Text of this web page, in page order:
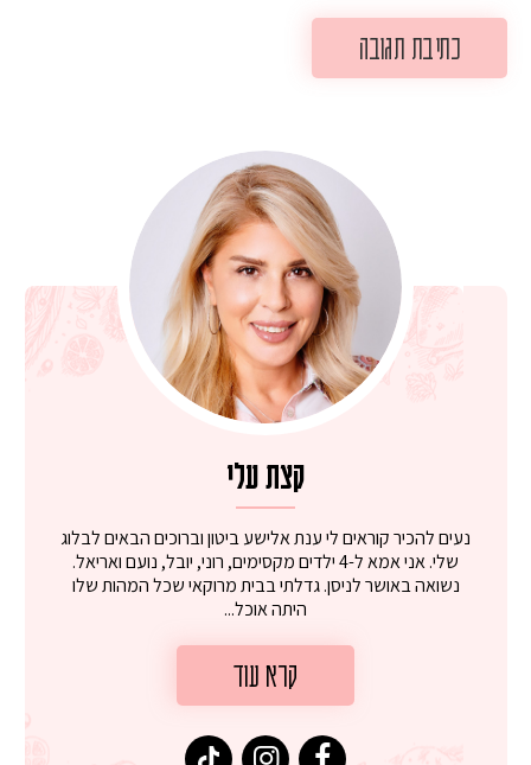
קצת עלי
נעים להכיר קוראים לי ענת אלישע ביטון וברוכים הבאים לבלוג
שלי. אני אמא ל-4 ילדים מקסימים, רוני, יובל, נועם ואריאל.
נשואה באושר לניסן. גדלתי בבית מרוקאי שכל המהות שלו
היתה אוכל...
קרא עוד